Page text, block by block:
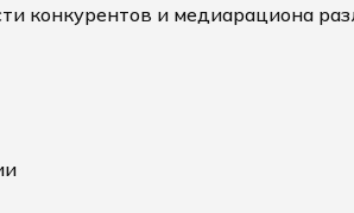
конкурентов и медиарациона